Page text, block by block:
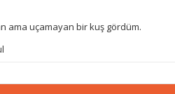
ama uçamayan bir kuş gördüm.